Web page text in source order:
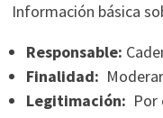
Información básica
Responsable:
Finalidad:
Legitimación: Por